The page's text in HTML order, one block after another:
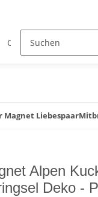
Oktoberfest
Alpen
Deko -